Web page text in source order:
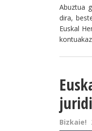
Abuztua
dira,
Euskal
Bizkaie!